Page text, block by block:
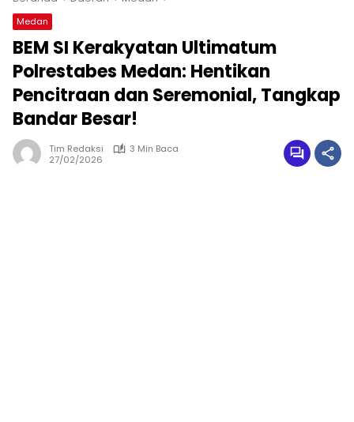
Medan
BEM SI Kerakyatan Ultimatum
Polrestabes Medan: Hentikan
Pencitraan dan Seremonial, Tangkap
Bandar Besar!
Tim Redaksi
3 Min Baca
27/02/2026